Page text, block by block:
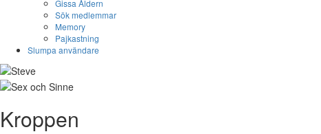
Gissa Åldern
Sök medlemmar
Memory
Pajkastning
Slumpa användare
Kroppen